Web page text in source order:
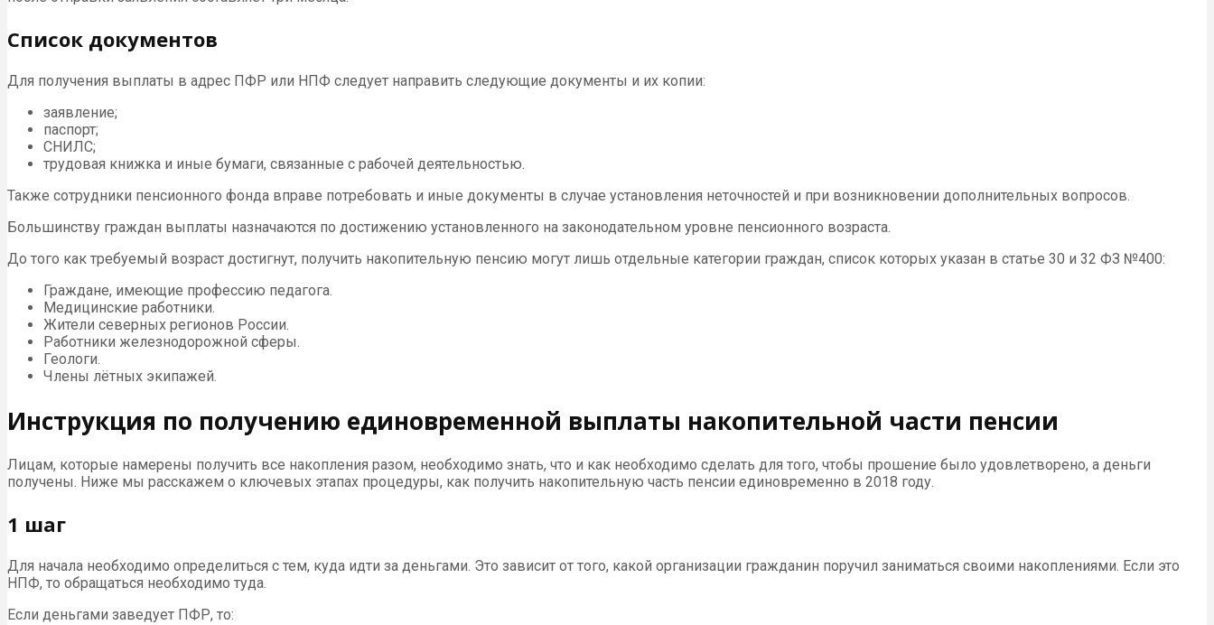
Список документов
Для получения выплаты в адрес ПФР или НПФ следует направить следующие документы и их копии:
заявление;
паспорт;
СНИЛС;
трудовая книжка и иные бумаги, связанные с рабочей деятельностью.
Также сотрудники пенсионного фонда вправе потребовать и иные документы в случае установления неточностей и при возникновении дополнительных вопросов.
Большинству граждан выплаты назначаются по достижению установленного на законодательном уровне пенсионного возраста.
До того как требуемый возраст достигнут, получить накопительную пенсию могут лишь отдельные категории граждан, список которых указан в статье 30 и 32 ФЗ №400:
Граждане, имеющие профессию педагога.
Медицинские работники.
Жители северных регионов России.
Работники железнодорожной сферы.
Геологи.
Члены лётных экипажей.
Инструкция по получению единовременной выплаты накопительной части пенсии
Лицам, которые намерены получить все накопления разом, необходимо знать, что и как необходимо сделать для того, чтобы прошение было удовлетворено, а деньги
получены. Ниже мы расскажем о ключевых этапах процедуры, как получить накопительную часть пенсии единовременно в 2018 году.
1 шаг
Для начала необходимо определиться с тем, куда идти за деньгами. Это зависит от того, какой организации гражданин поручил заниматься своими накоплениями. Если это
НПФ, то обращаться необходимо туда.
Если деньгами заведует ПФР, то: